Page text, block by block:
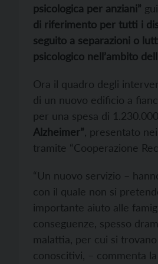
psicologica per anziani”
di riferimento per tutti i
seguito a separazioni o
psicologico nell’ambito
Ora il quadro degli
di un nuovo edificio a
per una spesa di
Alzheimer”, presentato
tramite “Cooperazione
“Un nuovo servizio –
con il quale non si
importante aiuto alle
conseguenze, spesso
malattia, per cui si
conoscitivi, – commenta